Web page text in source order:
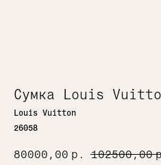
Сумка Louis
Louis Vuitton
26058
80000,00 р. 102500,00